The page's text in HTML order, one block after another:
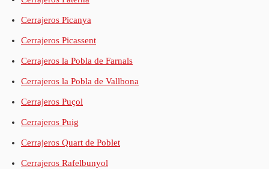
Cerrajeros Picanya
Cerrajeros Picassent
Cerrajeros la Pobla de Farnals
Cerrajeros la Pobla de Vallbona
Cerrajeros Puçol
Cerrajeros Puig
Cerrajeros Quart de Poblet
Cerrajeros Rafelbunyol